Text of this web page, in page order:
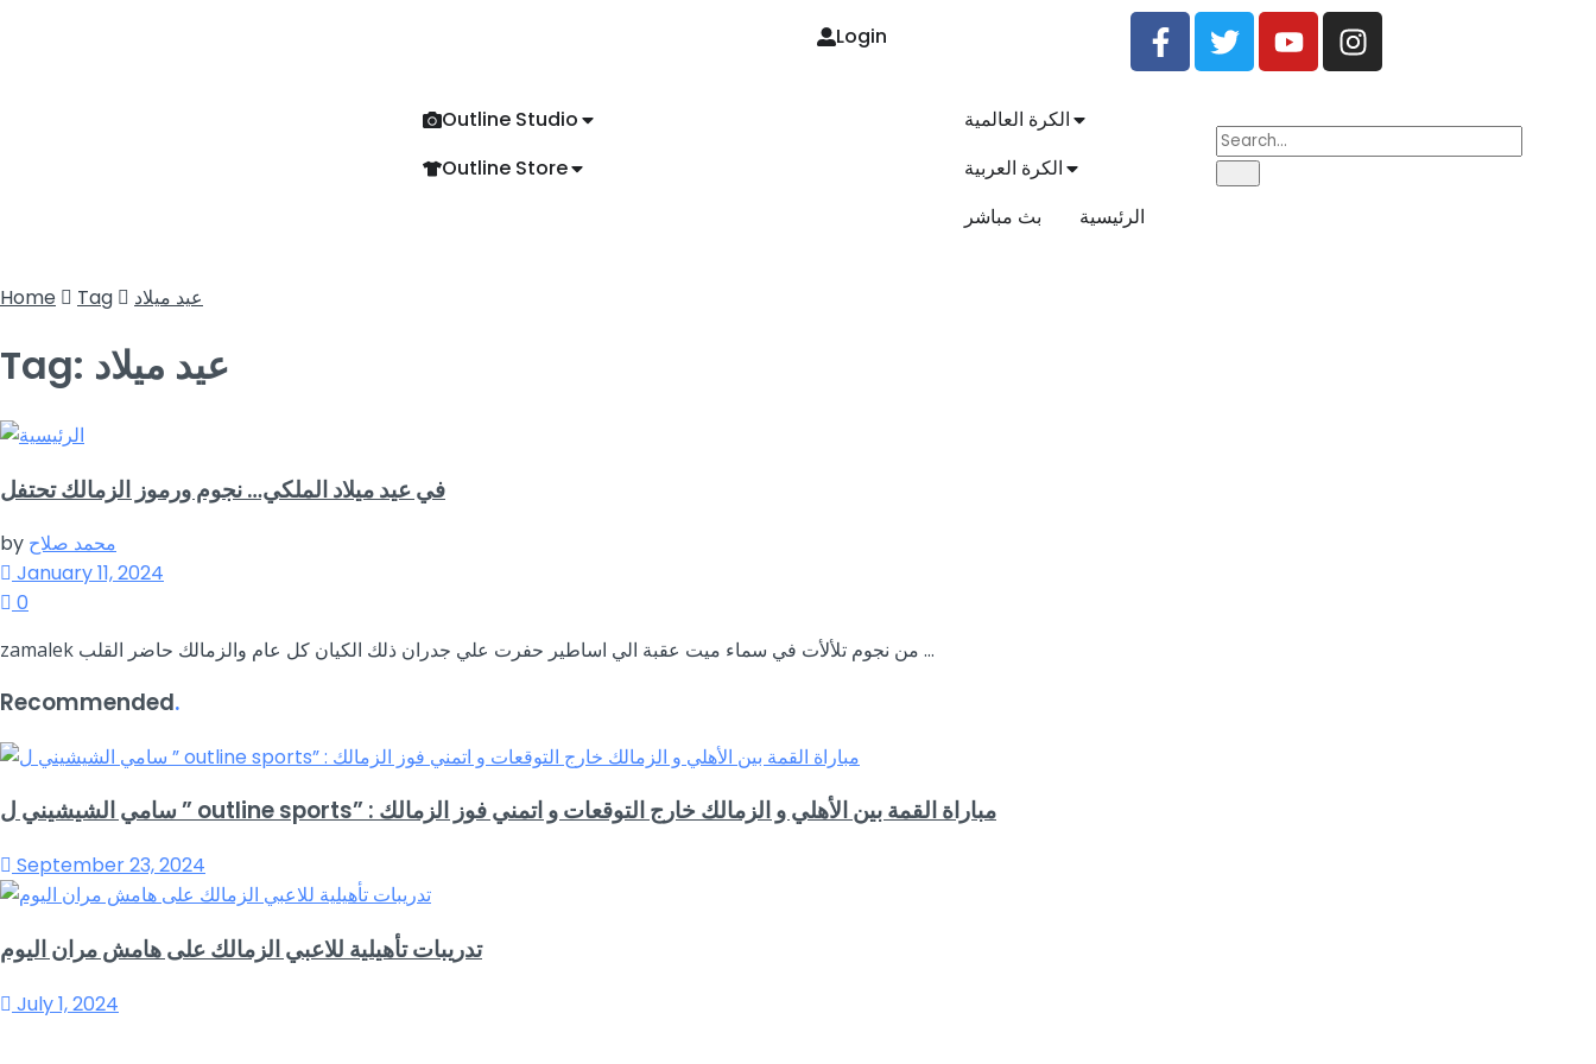
Login
Outline Studio
Outline Store
الكرة العالمية
الكرة العربية
بث مباشر
الرئيسية
Home Tag عيد ميلاد
Tag: عيد ميلاد
في عيد ميلاد الملكي… نجوم ورموز الزمالك تحتفل
by محمد صلاح
January 11, 2024
0
zamalek من نجوم تلألأت في سماء ميت عقبة الي اساطير حفرت علي جدران ذلك الكيان كل عام والزمالك حاضر القلب ...
Recommended.
سامي الشيشيني ل ” outline sports” : مباراة القمة بين الأهلي و الزمالك خارج التوقعات و اتمني فوز الزمالك
September 23, 2024
تدريبات تأهيلية للاعبي الزمالك على هامش مران اليوم
July 1, 2024